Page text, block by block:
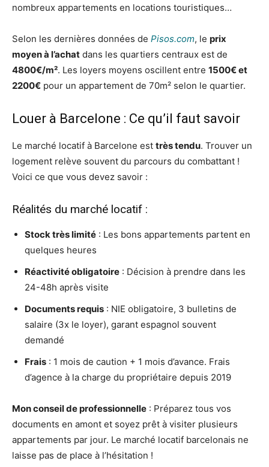
nombreux appartements en locations touristiques…
Selon les dernières données de Pisos.com, le prix
moyen à l’achat dans les quartiers centraux est de
4800€/m². Les loyers moyens oscillent entre 1500€ et
2200€ pour un appartement de 70m² selon le quartier.
Louer à Barcelone : Ce qu’il faut savoir
Le marché locatif à Barcelone est très tendu. Trouver un
logement relève souvent du parcours du combattant !
Voici ce que vous devez savoir :
Réalités du marché locatif :
Stock très limité : Les bons appartements partent en
quelques heures
Réactivité obligatoire : Décision à prendre dans les
24-48h après visite
Documents requis : NIE obligatoire, 3 bulletins de
salaire (3x le loyer), garant espagnol souvent
demandé
Frais : 1 mois de caution + 1 mois d’avance. Frais
d’agence à la charge du propriétaire depuis 2019
Mon conseil de professionnelle : Préparez tous vos
documents en amont et soyez prêt à visiter plusieurs
appartements par jour. Le marché locatif barcelonais ne
laisse pas de place à l’hésitation !